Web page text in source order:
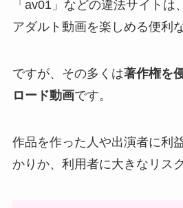
「av01」などの違法サイトは
アダルト動画を楽しめる便利
ですが、その多くは著作権を
ロード動画です。
作品を作った人や出演者に利
かりか、利用者に大きなリス